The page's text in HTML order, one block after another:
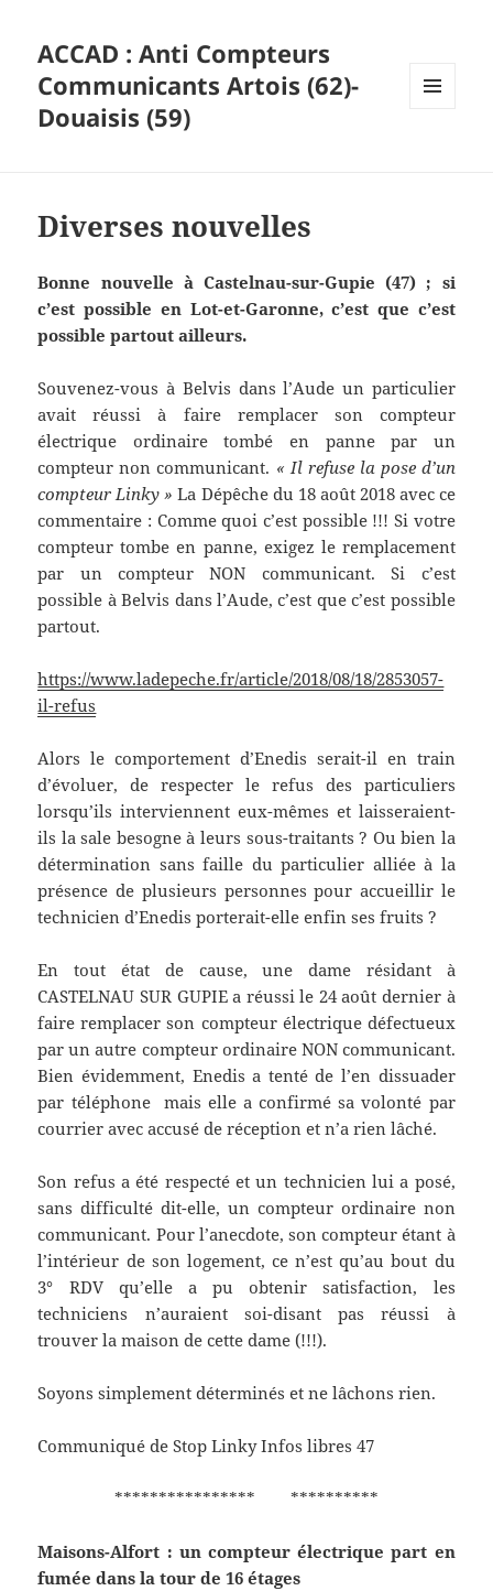
ACCAD : Anti Compteurs
Communicants Artois (62)-
Douaisis (59)
Diverses nouvelles
Bonne nouvelle à Castelnau-sur-Gupie (47) ; si
c’est possible en Lot-et-Garonne, c’est que c’est
possible partout ailleurs.
Souvenez-vous à Belvis dans l’Aude un particulier
avait réussi à faire remplacer son compteur
électrique ordinaire tombé en panne par un
compteur non communicant. « Il refuse la pose d’un
compteur Linky » La Dépêche du 18 août 2018 avec ce
commentaire : Comme quoi c’est possible !!! Si votre
compteur tombe en panne, exigez le remplacement
par un compteur NON communicant. Si c’est
possible à Belvis dans l’Aude, c’est que c’est possible
partout.
https://www.ladepeche.fr/article/2018/08/18/2853057-
il-refus
Alors le comportement d’Enedis serait-il en train
d’évoluer, de respecter le refus des particuliers
lorsqu’ils interviennent eux-mêmes et laisseraient-
ils la sale besogne à leurs sous-traitants ? Ou bien la
détermination sans faille du particulier alliée à la
présence de plusieurs personnes pour accueillir le
technicien d’Enedis porterait-elle enfin ses fruits ?
En tout état de cause, une dame résidant à
CASTELNAU SUR GUPIE a réussi le 24 août dernier à
faire remplacer son compteur électrique défectueux
par un autre compteur ordinaire NON communicant.
Bien évidemment, Enedis a tenté de l’en dissuader
par téléphone mais elle a confirmé sa volonté par
courrier avec accusé de réception et n’a rien lâché.
Son refus a été respecté et un technicien lui a posé,
sans difficulté dit-elle, un compteur ordinaire non
communicant. Pour l’anecdote, son compteur étant à
l’intérieur de son logement, ce n’est qu’au bout du
3° RDV qu’elle a pu obtenir satisfaction, les
techniciens n’auraient soi-disant pas réussi à
trouver la maison de cette dame (!!!).
Soyons simplement déterminés et ne lâchons rien.
Communiqué de Stop Linky Infos libres 47
**************** **********
Maisons-Alfort : un compteur électrique part en
fumée dans la tour de 16 étages